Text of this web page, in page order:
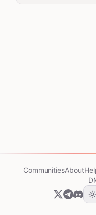
CommunitiesAbout